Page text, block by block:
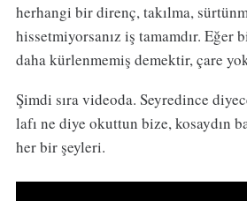
herhangi bir direnç, takılma,
hissetmiyorsanız iş tamamdır. Eğer
daha kürlenmemiş demektir, çare
Şimdi sıra videoda. Seyredince
lafı ne diye okuttun bize, kosaydın
her bir şeyleri.